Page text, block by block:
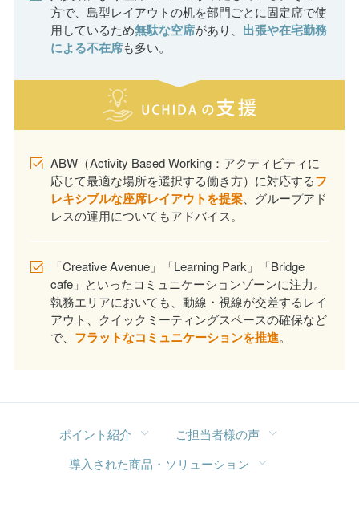
用しているため無駄な空席があり、出張や在宅勤務
による不在席も多い。
応じて最適な場所を選択する働き方）に対応するフ
レキシブルな座席レイアウトを提案、グループアド
レスの運用についてもアドバイス。
cafe」といったコミュニケーションゾーンに注力。
執務エリアにおいても、動線・視線が交差するレイ
アウト、クイックミーティングスペースの確保など
で、 フラットなコミュニケーションを推進。